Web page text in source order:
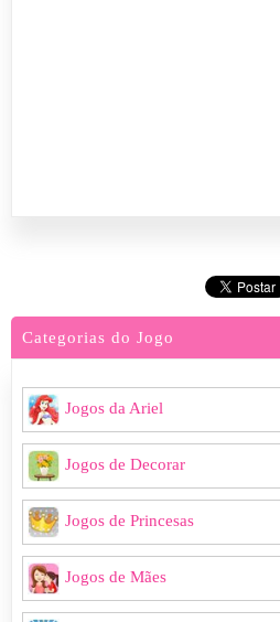
Categorias do Jogo
Jogos da Ariel
Jogos de Decorar
Jogos de Princesas
Jogos de Mães